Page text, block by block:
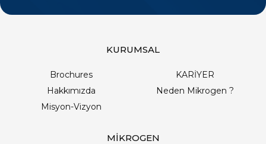
KURUMSAL
Brochures
KARİYER
Hakkımızda
Neden Mikrogen ?
Misyon-Vizyon
MİKROGEN